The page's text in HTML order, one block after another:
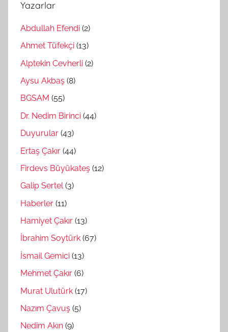
Yazarlar
Abdullah Efendi (2)
Ahmet Tüfekçi (13)
Alptekin Cevherli (2)
Aysu Akbaş (8)
BGSAM (55)
Dr. Nedim Birinci (44)
Duyurular (43)
Ertaş Çakır (44)
Firdevs Büyükateş (12)
Galip Sertel(3)
Haberler (11)
Hamiyet Çakır (13)
İbrahim Soytürk (67)
İsmail Gemici (13)
Mehmet Çakır (6)
Murat Ulutürk (17)
Nazım Çavuş (5)
Nedim Akın (9)